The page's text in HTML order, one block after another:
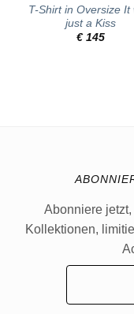
T-Shirt in Oversize It
just a Kiss
€145
Abonniere
Kollektionen,